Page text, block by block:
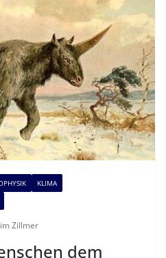
KLIMA
Zillmer
dem